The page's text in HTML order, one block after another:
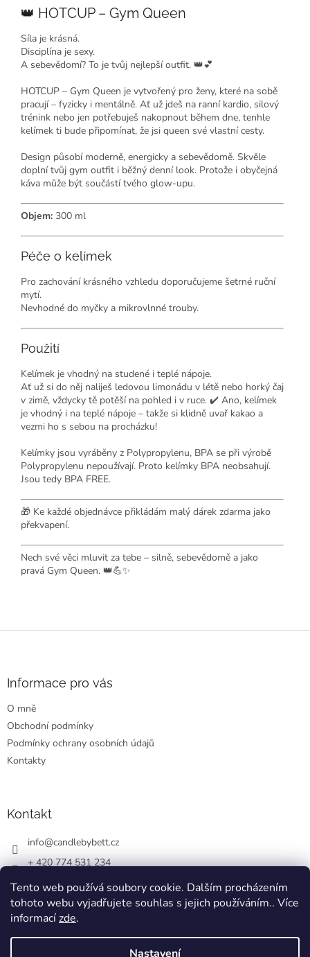
Tento web používá soubory cookie. Dalším procházením
tohoto webu vyjadřujete souhlas s jejich používáním.. Více
informacízde.
Nastavení
a
P
T
e
l
👑 HOTCUP – Gym Queen
Síla je krásná.
Disciplína je sexy.
A sebevědomí? To je tvůj nejlepší outfit. 👑💕
HOTCUP – Gym Queen je vytvořený pro ženy, které na sobě
pracují – fyzicky i mentálně. Ať už jdeš na ranní kardio, silový
trénink nebo jen potřebuješ nakopnout během dne, tenhle
kelímek ti bude připomínat, že jsi queen své vlastní cesty.
Design působí moderně, energicky a sebevědomě. Skvěle
doplní tvůj gym outfit i běžný denní look. Protože i obyčejná
káva může být součástí tvého glow-upu.
Objem: 300 ml
Péče o kelímek
Pro zachování krásného vzhledu doporučujeme šetrné ruční
mytí.
Nevhodné do myčky a mikrovlnné trouby.
Použití
Kelímek je vhodný na studené i teplé nápoje.
Ať už si do něj naliješ ledovou limonádu v létě nebo horký čaj
v zimě, vždycky tě potěší na pohled i v ruce. ✔️ Ano, kelímek
je vhodný i na teplé nápoje – takže si klidně uvař kakao a
vezmi ho s sebou na procházku!
Kelímky jsou vyráběny z Polypropylenu, BPA se při výrobě
Polypropylenu nepoužívají. Proto kelímky BPA neobsahují.
Jsou tedy BPA FREE.
🎁 Ke každé objednávce přikládám malý dárek zdarma jako
překvapení.
Nech své věci mluvit za tebe – silně, sebevědomě a jako
pravá Gym Queen. 👑💪✨
Informace pro vás
O mně
Obchodní podmínky
Podmínky ochrany osobních údajů
Kontakty
Kontakt
info@candlebybett.cz
+ 420 774 531 234
bett_candle_wax